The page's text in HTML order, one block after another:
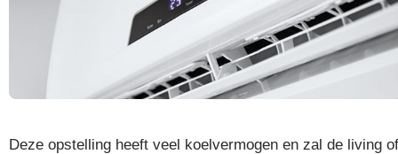
Deze opstelling heeft veel koelvermogen en zal de living of